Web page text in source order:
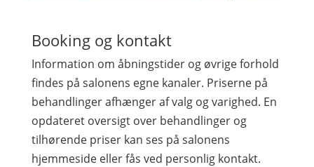
Booking og kontakt
Information om åbningstider og øvrige forhold
findes på salonens egne kanaler. Priserne på
behandlinger afhænger af valg og varighed. En
opdateret oversigt over behandlinger og
tilhørende priser kan ses på salonens
hjemmeside eller fås ved personlig kontakt.